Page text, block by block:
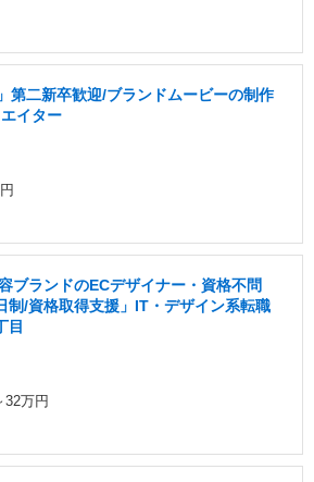
第二新卒歓迎/ブランドムービーの制作
イター
ブランドのECデザイナー・資格不問
制/資格取得支援」IT・デザイン系転職
目
32万円